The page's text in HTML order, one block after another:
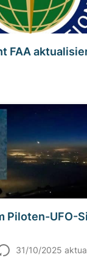
FAA
Piloten-UFO-
31/10/2025